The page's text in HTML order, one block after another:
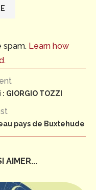
spam. Learn how
GIORGIO TOZZI
pays de Buxtehude
AIMER...